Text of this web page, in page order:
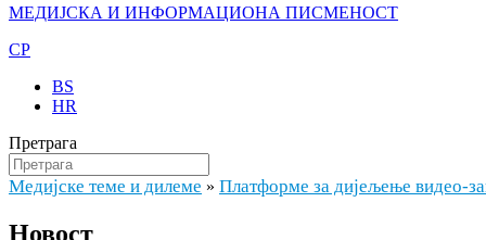
МЕДИЈСКА И ИНФОРМАЦИОНА ПИСМЕНОСТ
CP
BS
HR
Претрага
Медијске теме и дилеме » Платформе за дијељење видео-
Новост